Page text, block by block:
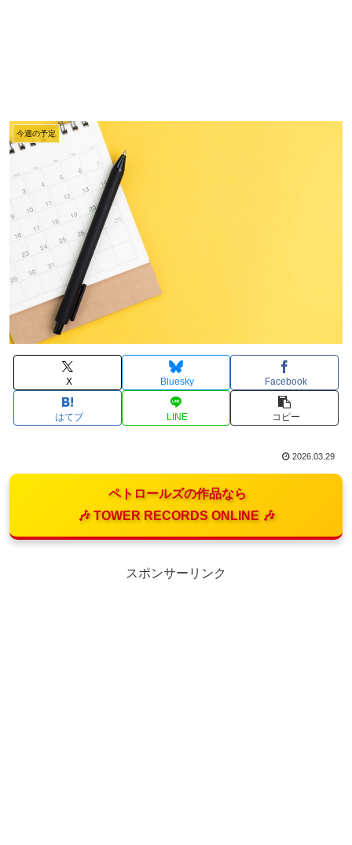
今週の予定
X Bluesky Facebook
はてブ LINE コピー
2026.03.29
ペトロールズの作品なら
🎶 TOWER RECORDS ONLINE 🎶
スポンサーリンク